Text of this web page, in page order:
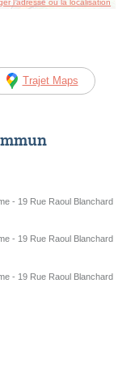
l’adresse ou la localisation
Trajet Maps
- 19 Rue Raoul Blanchard
- 19 Rue Raoul Blanchard
- 19 Rue Raoul Blanchard